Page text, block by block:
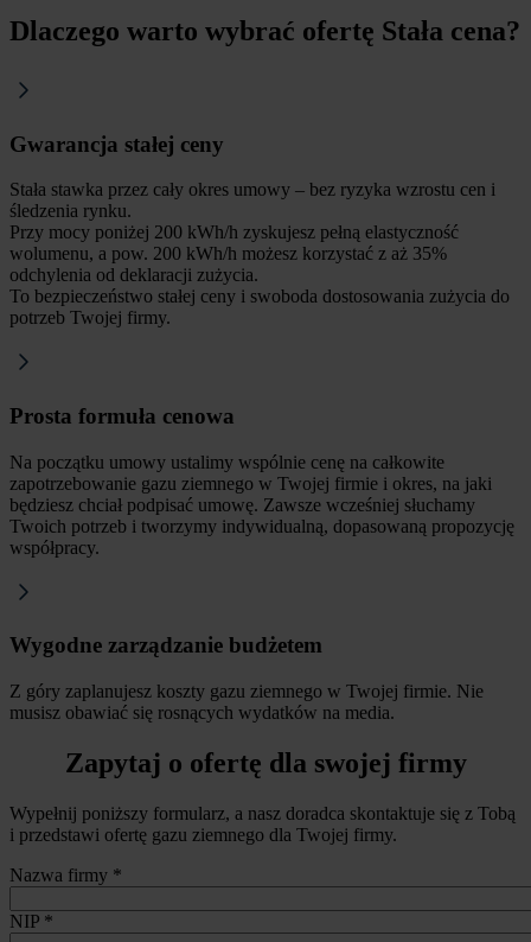
Dlaczego warto wybrać ofertę Stała cena?
Gwarancja stałej ceny
Stała stawka przez cały okres umowy – bez ryzyka wzrostu cen i
śledzenia rynku.
Przy mocy poniżej 200 kWh/h zyskujesz pełną elastyczność
wolumenu, a pow. 200 kWh/h możesz korzystać z aż 35%
odchylenia od deklaracji zużycia.
To bezpieczeństwo stałej ceny i swoboda dostosowania zużycia do
potrzeb Twojej firmy.
Prosta formuła cenowa
Na początku umowy ustalimy wspólnie cenę na całkowite
zapotrzebowanie gazu ziemnego w Twojej firmie i okres, na jaki
będziesz chciał podpisać umowę. Zawsze wcześniej słuchamy
Twoich potrzeb i tworzymy indywidualną, dopasowaną propozycję
współpracy.
Wygodne zarządzanie budżetem
Z góry zaplanujesz koszty gazu ziemnego w Twojej firmie. Nie
musisz obawiać się rosnących wydatków na media.
FormularzZapytaj o ofertę dla swojej firmy
Wypełnij poniższy formularz, a nasz doradca skontaktuje się z Tobą
i przedstawi ofertę gazu ziemnego dla Twojej firmy.
Nazwa firmy *
NIP *